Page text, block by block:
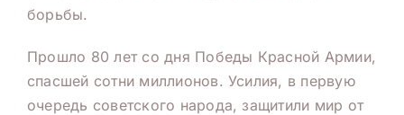
борьбы.
Прошло 80 лет со дня Победы Красной Армии,
спасшей сотни миллионов. Усилия, в первую
очередь советского народа, защитили мир от